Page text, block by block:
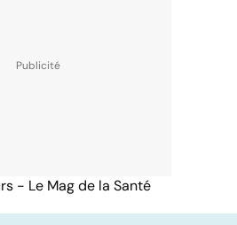
- Le Mag de la Santé